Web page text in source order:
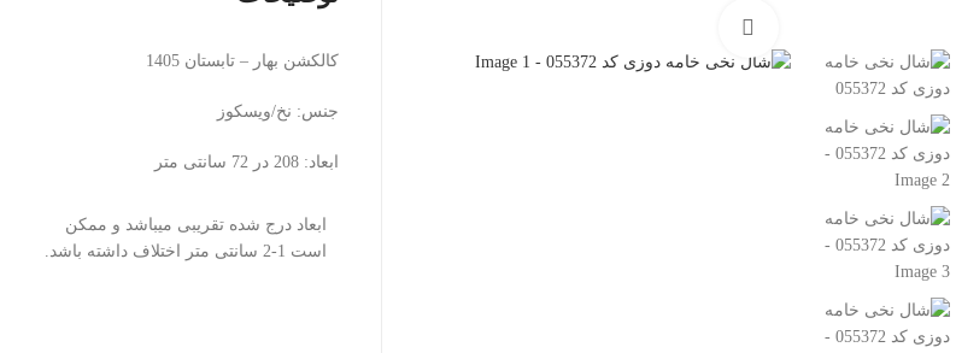
کالکشن بهار – تابستان 1405
جنس: نخ/ویسکوز
ابعاد: 208 در 72 سانتی متر
ابعاد درج شده تقریبی میباشد و ممکن
است 1-2 سانتی متر اختلاف داشته باشد.